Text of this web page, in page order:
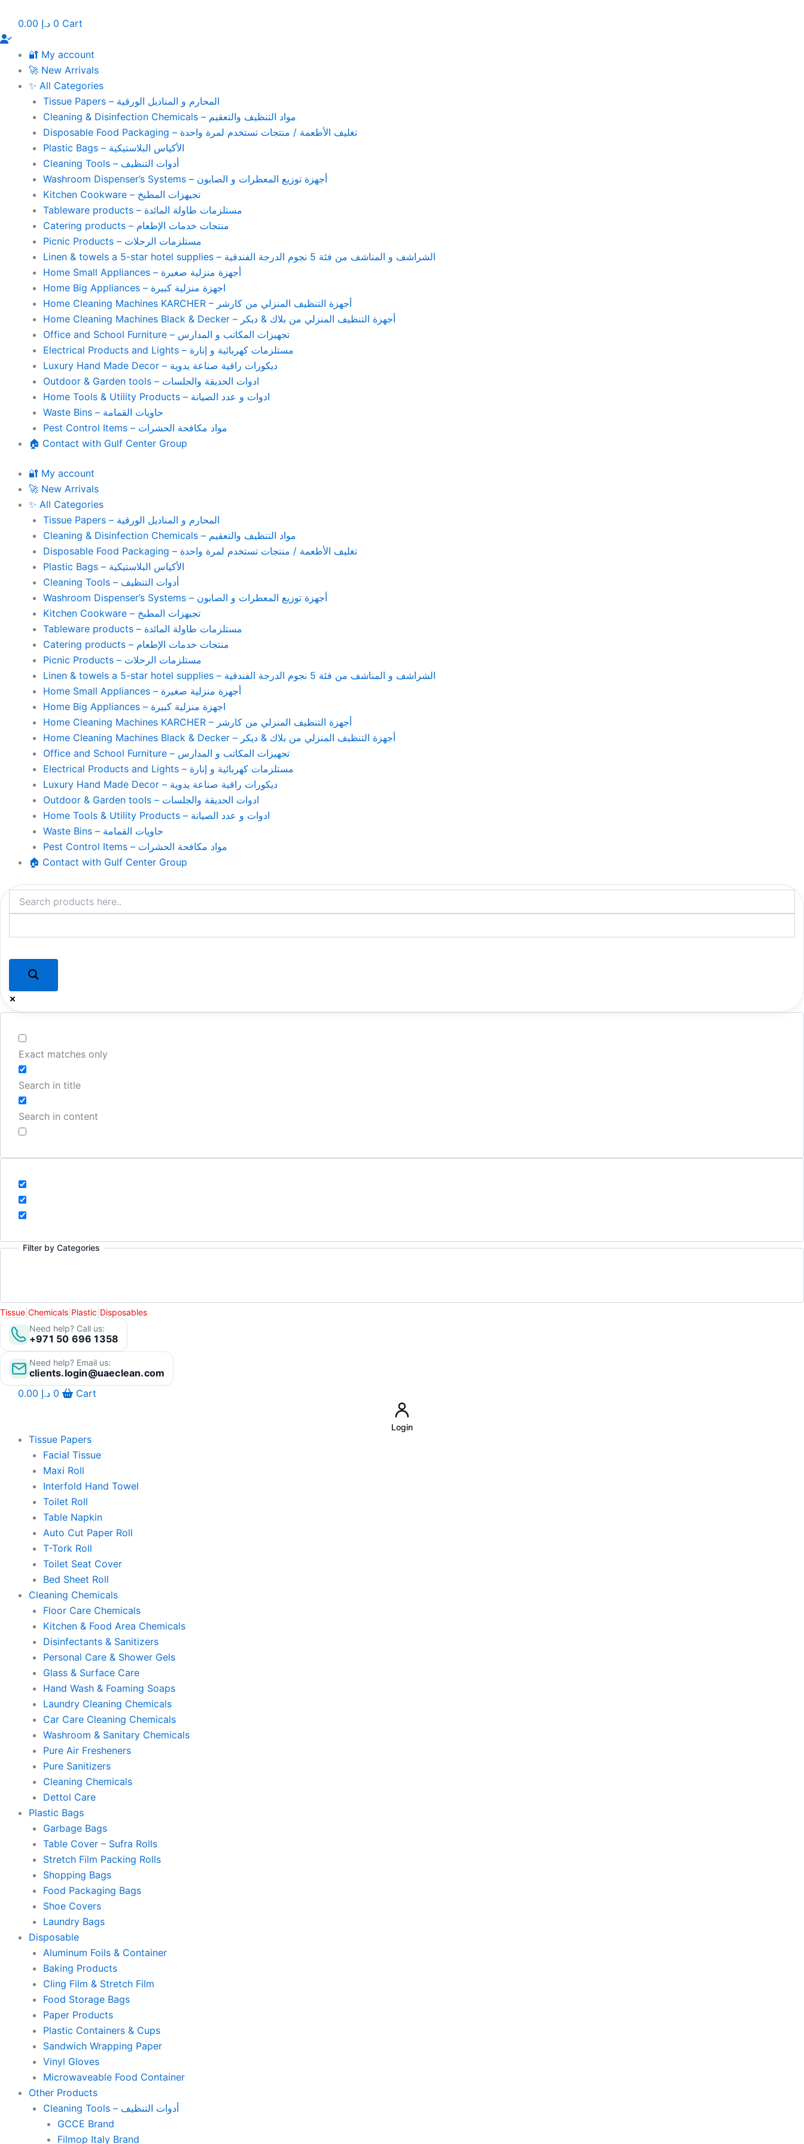
content
د.إ 0 Cart
🔐 My account
🚀 New Arrivals
✨ All Categories
Tissue Papers – المحارم و المناديل الورقية
Cleaning & Disinfection Chemicals – مواد التنظيف والتعقيم
Disposable Food Packaging – تغليف الأطعمة / منتجات تستخدم لمرة واحدة
Plastic Bags – الأكياس البلاستيكية
Cleaning Tools – أدوات التنظيف
Washroom Dispenser’s Systems – أجهزة توزيع المعطرات و الصابون
Kitchen Cookware – تجيهزات المطبخ
Tableware products – مستلزمات طاولة المائدة
Catering products – منتجات خدمات الإطعام
Picnic Products – مستلزمات الرحلات
Linen & towels a 5-star hotel supplies – الشراشف و المناشف من فئة 5 نجوم الدرجة الفندقية
Home Small Appliances – أجهزة منزلية صغيرة
Home Big Appliances – اجهزة منزلية كبيرة
Home Cleaning Machines KARCHER – أجهزة التنظيف المنزلي من كارشر
Home Cleaning Machines Black & Decker – أجهزة التنظيف المنزلي من بلاك & ديكر
Office and School Furniture – تجهيزات المكاتب و المدارس
Electrical Products and Lights – مستلزمات كهربائية و إنارة
Luxury Hand Made Decor – ديكورات راقية صناعة يدوية
Outdoor & Garden tools – ادوات الحديقة والجلسات
Home Tools & Utility Products – ادوات و عدد الصيانة
Waste Bins – حاويات القمامة
Pest Control Items – مواد مكافحة الحشرات
🏠 Contact with Gulf Center Group
🔐 My account
🚀 New Arrivals
✨ All Categories
Tissue Papers – المحارم و المناديل الورقية
Cleaning & Disinfection Chemicals – مواد التنظيف والتعقيم
Disposable Food Packaging – تغليف الأطعمة / منتجات تستخدم لمرة واحدة
Plastic Bags – الأكياس البلاستيكية
Cleaning Tools – أدوات التنظيف
Washroom Dispenser’s Systems – أجهزة توزيع المعطرات و الصابون
Kitchen Cookware – تجيهزات المطبخ
Tableware products – مستلزمات طاولة المائدة
Catering products – منتجات خدمات الإطعام
Picnic Products – مستلزمات الرحلات
Linen & towels a 5-star hotel supplies – الشراشف و المناشف من فئة 5 نجوم الدرجة الفندقية
Home Small Appliances – أجهزة منزلية صغيرة
Home Big Appliances – اجهزة منزلية كبيرة
Home Cleaning Machines KARCHER – أجهزة التنظيف المنزلي من كارشر
Home Cleaning Machines Black & Decker – أجهزة التنظيف المنزلي من بلاك & ديكر
Office and School Furniture – تجهيزات المكاتب و المدارس
Electrical Products and Lights – مستلزمات كهربائية و إنارة
Luxury Hand Made Decor – ديكورات راقية صناعة يدوية
Outdoor & Garden tools – ادوات الحديقة والجلسات
Home Tools & Utility Products – ادوات و عدد الصيانة
Waste Bins – حاويات القمامة
Pest Control Items – مواد مكافحة الحشرات
🏠 Contact with Gulf Center Group
Exact matches only
Search in title
Search in content
Filter by Categories
Tissue Chemicals Plastic Disposables
Need help? Call us:
+971 50 696 1358
Need help? Email us:
clients.login@uaeclean.com
د.إ 0 Cart
Login
Tissue Papers
Facial Tissue
Maxi Roll
Interfold Hand Towel
Toilet Roll
Table Napkin
Auto Cut Paper Roll
T-Tork Roll
Toilet Seat Cover
Bed Sheet Roll
Cleaning Chemicals
Floor Care Chemicals
Kitchen & Food Area Chemicals
Disinfectants & Sanitizers
Personal Care & Shower Gels
Glass & Surface Care
Hand Wash & Foaming Soaps
Laundry Cleaning Chemicals
Car Care Cleaning Chemicals
Washroom & Sanitary Chemicals
Pure Air Fresheners
Pure Sanitizers
Cleaning Chemicals
Dettol Care
Plastic Bags
Garbage Bags
Table Cover – Sufra Rolls
Stretch Film Packing Rolls
Shopping Bags
Food Packaging Bags
Shoe Covers
Laundry Bags
Disposable
Aluminum Foils & Container
Baking Products
Cling Film & Stretch Film
Food Storage Bags
Paper Products
Plastic Containers & Cups
Sandwich Wrapping Paper
Vinyl Gloves
Microwaveable Food Container
Other Products
Cleaning Tools – أدوات التنظيف
GCCE Brand
Filmop Italy Brand